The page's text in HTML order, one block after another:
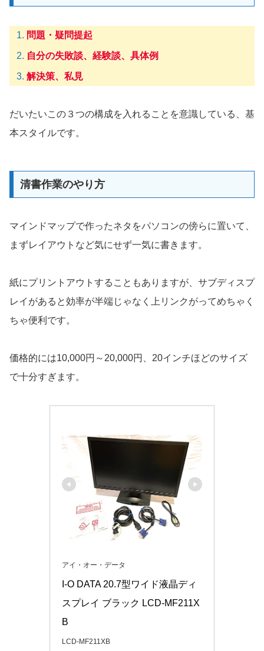
問題 ・ 疑問提起
自分の失敗談、経験談、具体例
解決策、私見
だいたいこの３つの構成を入れることを意識している、基
本スタイルです。
清書作業のやり方
マインドマップで作ったネタをパソコンの傍らに置いて、
まずレイアウトなど気にせず一気に書きます。
紙にプリントアウトすることもありますが、サブディスプ
レイがあると効率が半端じゃなく上リンクがってめちゃく
ちゃ便利です。
価格的には10,000円～20,000円、20インチほどのサイズ
で十分すぎます。
アイ・オー・データ
I-O DATA 20.7型ワイド液晶ディ
スプレイ ブラック LCD-MF211X
B
LCD-MF211XB